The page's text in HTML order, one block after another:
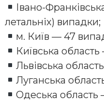
Івано-
летальніх) випадки;
м. Київ — 47
Київська
Львівська
Луганська
Одеська область